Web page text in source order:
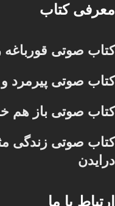
معرفی کتاب
کتاب صوتی قورباغه
کتاب صوتی پیرمرد
کتاب صوتی باز هم
درایدن
ارتباط با ما